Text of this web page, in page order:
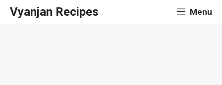
SkipVyanjan Recipes Menu